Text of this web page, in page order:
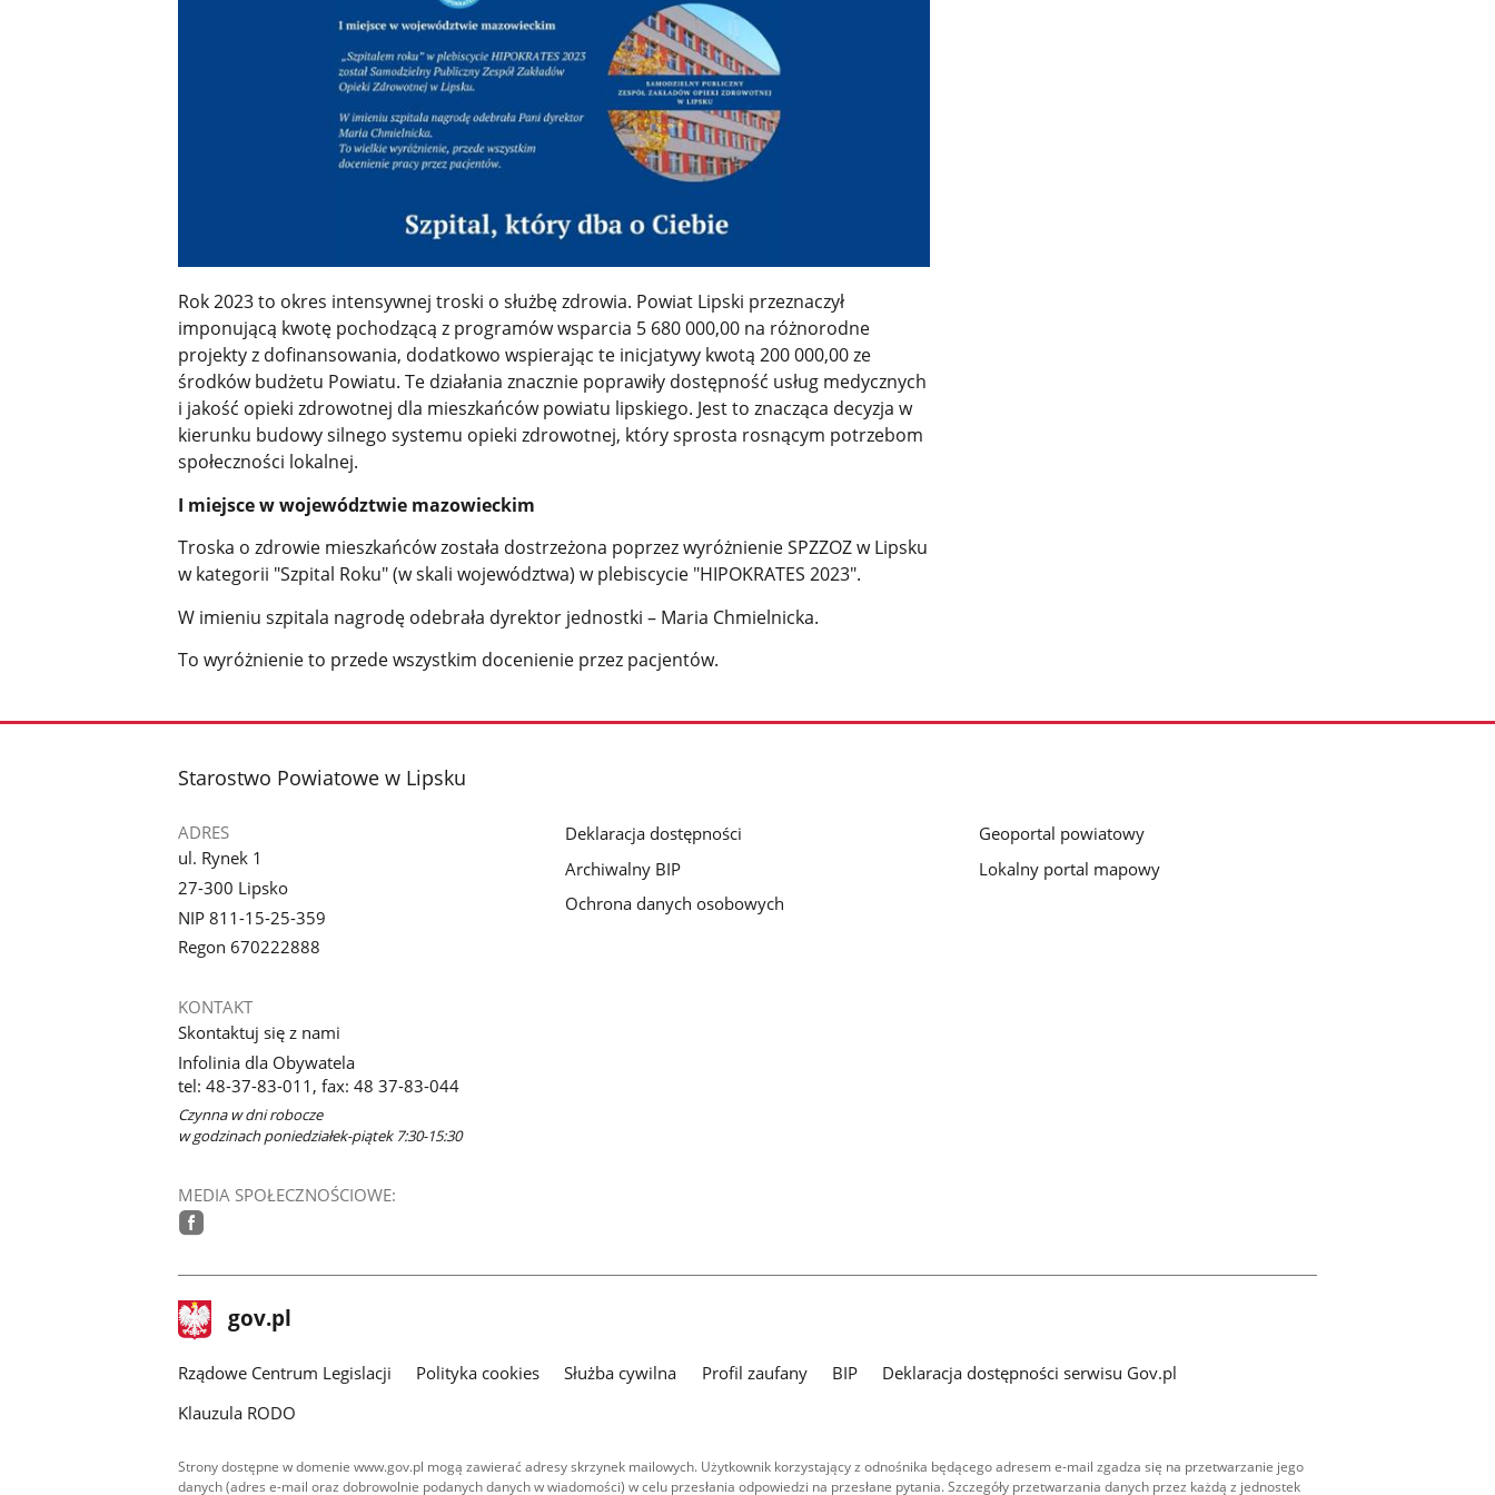
Rok 2023 to okres intensywnej troski o służbę zdrowia. Powiat Lipski przeznaczył
imponującą kwotę pochodzącą z programów wsparcia 5 680 000,00 na różnorodne
projekty z dofinansowania, dodatkowo wspierając te inicjatywy kwotą 200 000,00 ze
środków budżetu Powiatu. Te działania znacznie poprawiły dostępność usług medycznych
i jakość opieki zdrowotnej dla mieszkańców powiatu lipskiego. Jest to znacząca decyzja w
kierunku budowy silnego systemu opieki zdrowotnej, który sprosta rosnącym potrzebom
społeczności lokalnej.
I miejsce w województwie mazowieckim
Troska o zdrowie mieszkańców została dostrzeżona poprzez wyróżnienie SPZZOZ w Lipsku
w kategorii "Szpital Roku" (w skali województwa) w plebiscycie "HIPOKRATES 2023".
W imieniu szpitala nagrodę odebrała dyrektor jednostki – Maria Chmielnicka.
To wyróżnienie to przede wszystkim docenienie przez pacjentów.
stopka
Starostwo Powiatowe w Lipsku
ADRES
ul. Rynek 1
27-300 Lipsko
NIP 811-15-25-359
Regon 670222888
KONTAKT
Skontaktuj się z nami
Infolinia dla Obywatela
tel: 48-37-83-011, fax: 48 37-83-044
Czynna w dni robocze
w godzinach poniedziałek-piątek 7:30-15:30
MEDIA SPOŁECZNOŚCIOWE:
Deklaracja dostępności
Archiwalny BIP
Ochrona danych osobowych
Geoportal powiatowy
Lokalny portal mapowy
stopka
gov.pl Strona
gov.pl
Rządowe Centrum Legislacji Polityka cookies Służba cywilna Profil zaufany BIP
Deklaracja dostępności serwisu Gov.pl
Klauzula RODO
Strony dostępne w domenie www.gov.pl mogą zawierać adresy skrzynek mailowych. Użytkownik korzystający z odnośnika będącego adresem e-mail zgadza się na przetwarzanie jego
danych (adres e-mail oraz dobrowolnie podanych danych w wiadomości) w celu przesłania odpowiedzi na przesłane pytania. Szczegóły przetwarzania danych przez każdą z jednostek